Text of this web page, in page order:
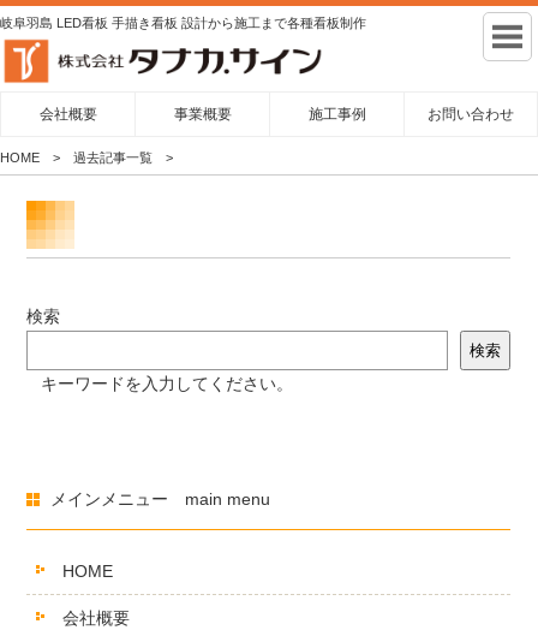
岐阜羽島 LED看板 手描き看板 設計から施工まで各種看板制作
会社概要 事業概要 施工事例 お問い合わせ
HOME 過去記事一覧
検索
検索
キーワードを入力してください。
メインメニュー main menu
HOME
会社概要